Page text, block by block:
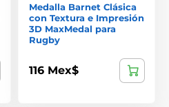
Medalla Barnet Clásica
con Textura e Impresión
3D MaxMedal para
Rugby
116 Mex$